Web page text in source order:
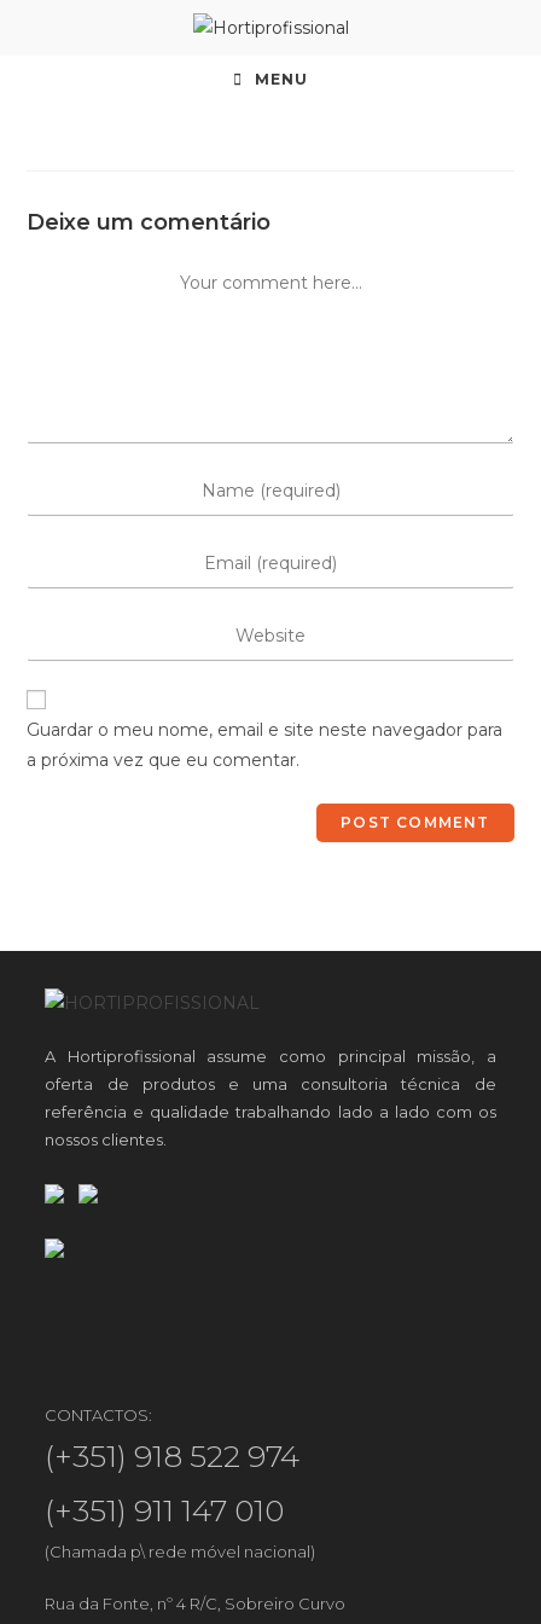
MENU
Deixe um comentário
Guardar o meu nome, email e site neste navegador para
a próxima vez que eu comentar.
A Hortiprofissional assume como principal missão, a
oferta de produtos e uma consultoria técnica de
referência e qualidade trabalhando lado a lado com os
nossos clientes.
CONTACTOS:
(+351) 918 522 974
(+351) 911 147 010
(Chamada p\ rede móvel nacional)
Rua da Fonte, nº 4 R/C, Sobreiro Curvo